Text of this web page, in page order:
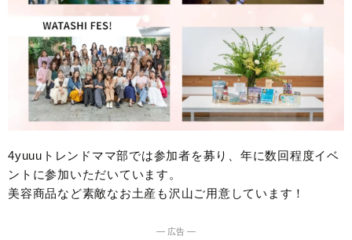
4yuuuトレンドママ部では参加者を募り、年に数回程度イベ
ントに参加いただいています。
美容商品など素敵なお土産も沢山ご用意しています！
― 広告 ―